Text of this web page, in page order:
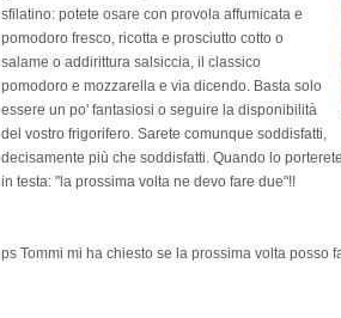
sfilatino: potete osare con provola affumicata e
pomodoro fresco, ricotta e prosciutto cotto o
salame o addirittura salsiccia, il classico
pomodoro e mozzarella e via dicendo. Basta solo
essere un po' fantasiosi o seguire la disponibilità
del vostro frigorifero. Sarete comunque soddisfatti,
decisamente più che soddisfatti. Quando lo
in testa: "la prossima volta ne devo fare due"!!
ps Tommi mi ha chiesto se la prossima volta posso